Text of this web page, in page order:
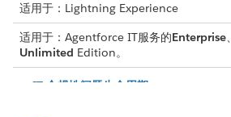
适用于：Lightning Experience
适用于：Agentforce IT服务的Enterprise、
Unlimited Edition。
IT 合规性问题生命周期